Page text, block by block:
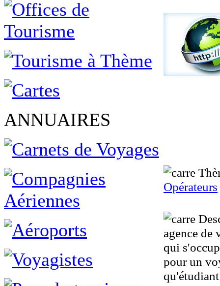
ANNUAIRES
Opérateurs
agence de
qui
pour un